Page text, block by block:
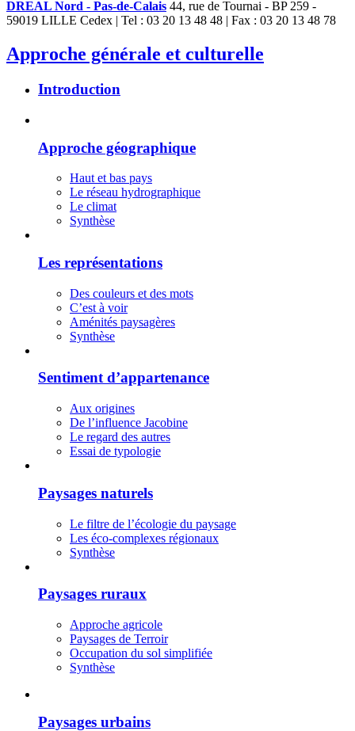
DREAL Nord - Pas-de-Calais 44, rue de Tournai - BP 259 -
59019 LILLE Cedex | Tel : 03 20 13 48 48 | Fax : 03 20 13 48 78
Approche générale et culturelle
Introduction
Approche géographique
Haut et bas pays
Le réseau hydrographique
Le climat
Synthèse
Les représentations
Des couleurs et des mots
C’est à voir
Aménités paysagères
Synthèse
Sentiment d’appartenance
Aux origines
De l’influence Jacobine
Le regard des autres
Essai de typologie
Paysages naturels
Le filtre de l’écologie du paysage
Les éco-complexes régionaux
Synthèse
Paysages ruraux
Approche agricole
Paysages de Terroir
Occupation du sol simplifiée
Synthèse
Paysages urbains